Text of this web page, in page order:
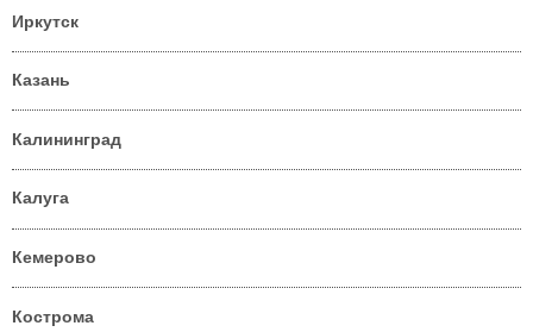
Иркутск
Казань
Калининград
Калуга
Кемерово
Кострома